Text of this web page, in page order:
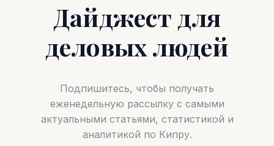
Дайджест для
деловых людей
Подпишитесь, чтобы получать
еженедельную рассылку с самыми
актуальными статьями, статистикой и
аналитикой по Кипру.